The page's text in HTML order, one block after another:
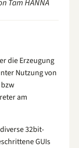
Tam HANNA
die Erzeugung
Nutzung von
am
32bit-
GUIs